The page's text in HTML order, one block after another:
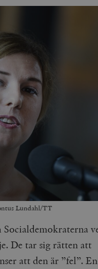
Lundahl/TT
De tar sig rätten att
att den är ”fel”. En